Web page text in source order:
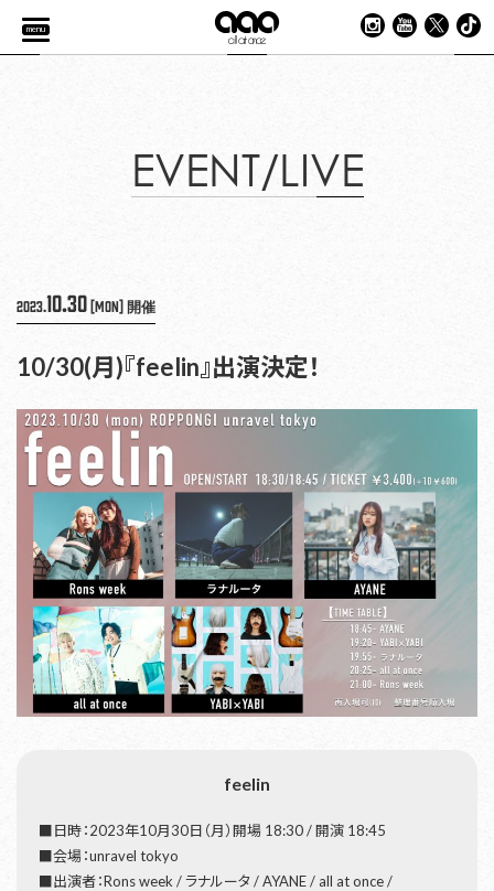
menu
EVENT/LIVE
2023.10.30[Mon]開催
10/30(月)『feelin』出演決定！
feelin
■日時：2023年10月30日（月）開場 18:30 / 開演 18:45
■会場：unravel tokyo
■出演者：Rons week / ラナルータ / AYANE / all at once /